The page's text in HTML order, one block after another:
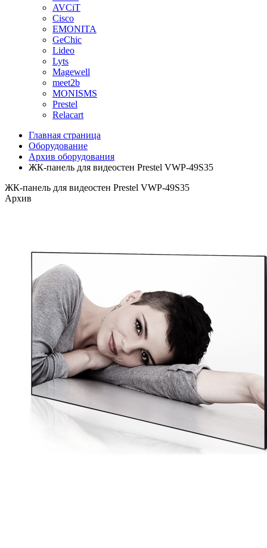
AVCiT
Cisco
EMONITA
GeChic
Lideo
Lyts
Magewell
meet2b
MONISMS
Prestel
Relacart
Главная страница
Оборудование
Архив оборудования
ЖК-панель для видеостен Prestel VWP-49S35
ЖК-панель для видеостен Prestel VWP-49S35
Архив